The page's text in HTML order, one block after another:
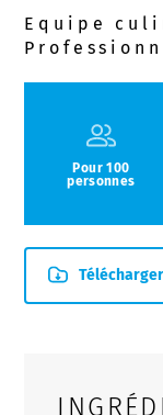
Equipe
Pour 100
personnes